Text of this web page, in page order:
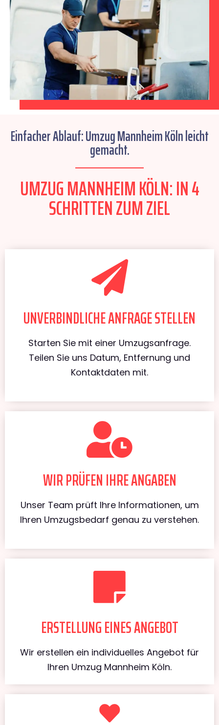
Einfacher Ablauf: Umzug Mannheim Köln leicht
gemacht.
UMZUG MANNHEIM KÖLN: IN 4
SCHRITTEN ZUM ZIEL
UNVERBINDLICHE ANFRAGE STELLEN
Starten Sie mit einer Umzugsanfrage.
Teilen Sie uns Datum, Entfernung und
Kontaktdaten mit.
WIR PRÜFEN IHRE ANGABEN
Unser Team prüft Ihre Informationen, um
Ihren Umzugsbedarf genau zu verstehen.
ERSTELLUNG EINES ANGEBOT
Wir erstellen ein individuelles Angebot für
Ihren Umzug Mannheim Köln.